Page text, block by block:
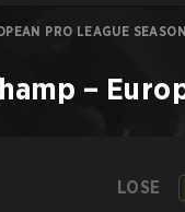
PRO LEAGUE
–
LOSE